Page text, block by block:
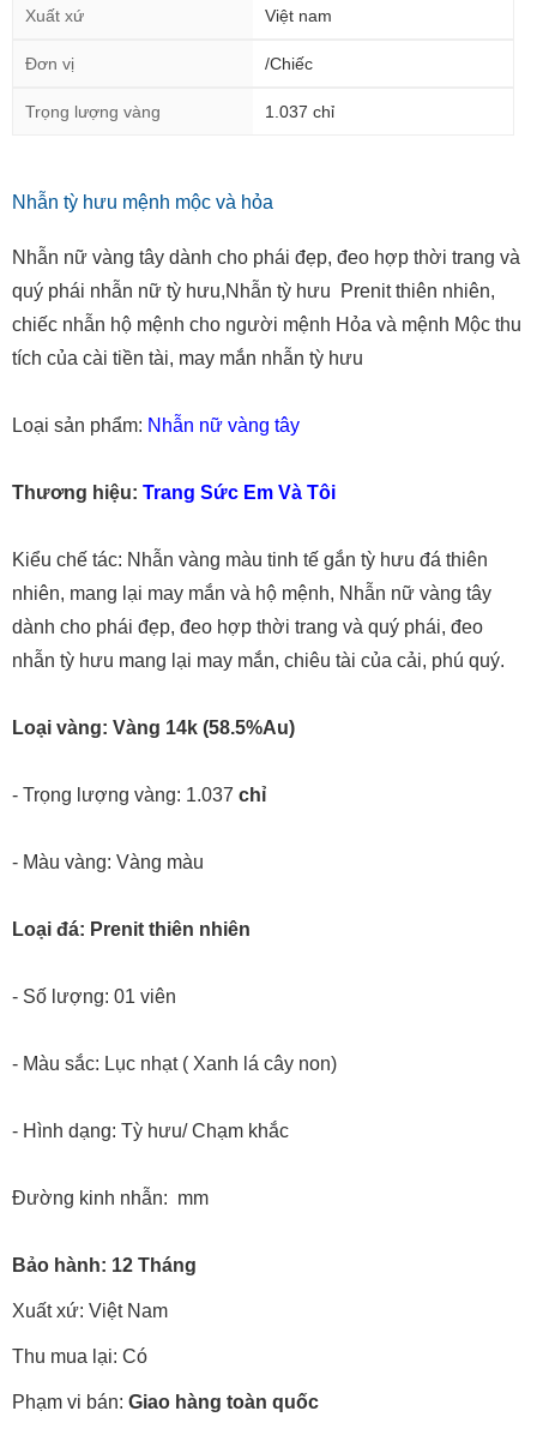
Xuất xứ Việt nam
Đơn vị /Chiếc
Trọng lượng vàng 1.037 chỉ
Nhẫn tỳ hưu mệnh mộc và hỏa
Nhẫn nữ vàng tây dành cho phái đẹp, đeo hợp thời trang và
quý phái nhẫn nữ tỳ hưu,Nhẫn tỳ hưu Prenit thiên nhiên,
chiếc nhẫn hộ mệnh cho người mệnh Hỏa và mệnh Mộc thu
tích của cài tiền tài, may mắn nhẫn tỳ hưu
Loại sản phẩm: Nhẫn nữ vàng tây
Thương hiệu: Trang Sức Em Và Tôi
Kiểu chế tác: Nhẫn vàng màu tinh tế gắn tỳ hưu đá thiên
nhiên, mang lại may mắn và hộ mệnh, Nhẫn nữ vàng tây
dành cho phái đẹp, đeo hợp thời trang và quý phái, đeo
nhẫn tỳ hưu mang lại may mắn, chiêu tài của cải, phú quý.
Loại vàng: Vàng 14k (58.5%Au)
- Trọng lượng vàng: 1.037 chỉ
- Màu vàng: Vàng màu
Loại đá: Prenit thiên nhiên
- Số lượng: 01 viên
- Màu sắc: Lục nhạt ( Xanh lá cây non)
- Hình dạng: Tỳ hưu/ Chạm khắc
Đường kinh nhẫn: mm
Bảo hành: 12 Tháng
Xuất xứ: Việt Nam
Thu mua lại: Có
Phạm vi bán: Giao hàng toàn quốc